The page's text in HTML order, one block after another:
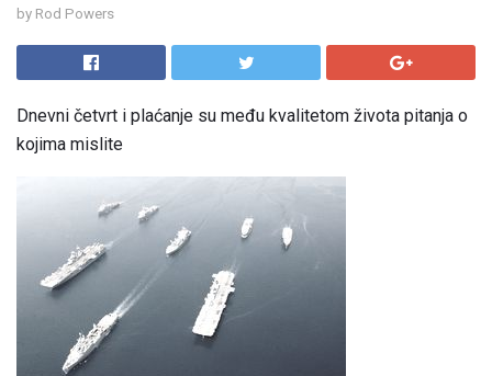
by Rod Powers
Dnevni četvrt i plaćanje su među kvalitetom života pitanja o
kojima mislite